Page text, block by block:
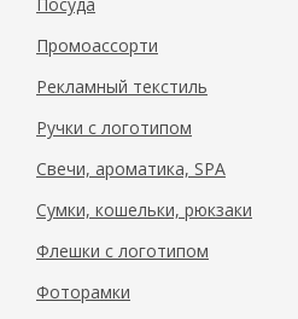
Промоассорти
Рекламный текстиль
Ручки с логотипом
Свечи, ароматика, SPA
Сумки, кошельки, рюкзаки
Флешки с логотипом
Фоторамки